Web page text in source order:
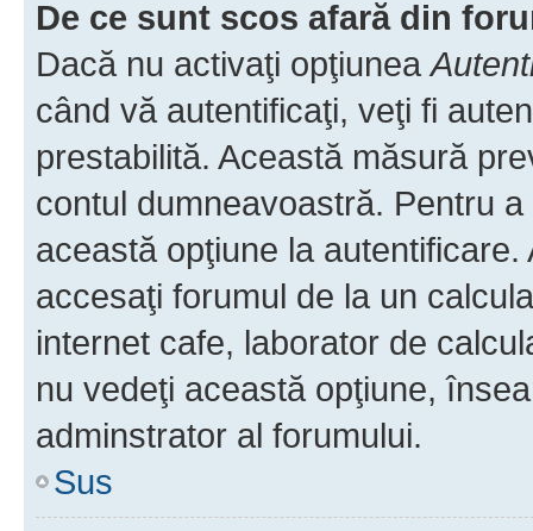
De ce sunt scos afară din
Dacă nu activaţi opţiunea
când vă autentificaţi, veţi fi
prestabilită. Această măsură
contul dumneavoastră. Pentru
această opţiune la
accesaţi forumul de la un
internet cafe, laborator de
nu vedeţi această opţiune,
adminstrator al forumului.
Sus